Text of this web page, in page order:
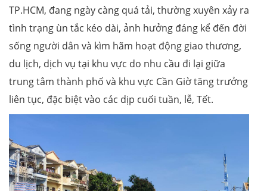
TP.HCM, đang ngày càng quá tải, thường xuyên xảy ra
tình trạng ùn tắc kéo dài, ảnh hưởng đáng kể đến đời
sống người dân và kìm hãm hoạt động giao thương,
du lịch, dịch vụ tại khu vực do nhu cầu đi lại giữa
trung tâm thành phố và khu vực Cần Giờ tăng trưởng
liên tục, đặc biệt vào các dịp cuối tuần, lễ, Tết.